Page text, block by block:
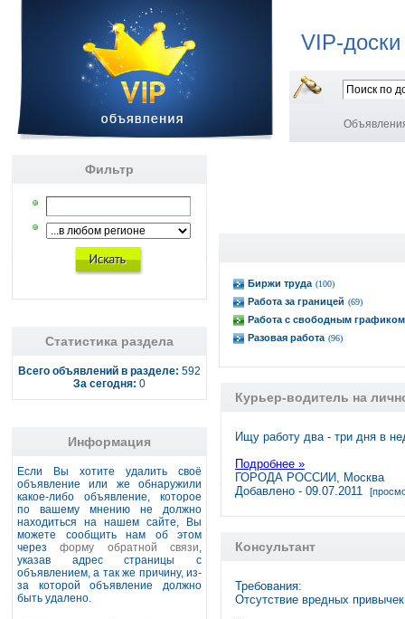
VIP-
Фильтр
Статистика раздела
Всего объявлений в разделе: 592
За сегодня: 0
Информация
Если Вы хотите удалить своё
объявление или же обнаружили
какое-либо объявление, которое
по вашему мнению не должно
находиться на нашем сайте, Вы
можете сообщить нам об этом
черезформу обратной связи,
указав адрес страницы с
объявлением, а так же причину, из-
за которой объявление должно
быть удалено.
Биржи труда (100)
Работа за границей (69)
Работа с свободным графиком
Разовая работа (96)
Курьер-водитель на
Ищу работу два - три дня в
Подробнее »
ГОРОДА РОССИИ, Москва
Добавлено - 09.07.2011
Консультант
Требования:
Отсутствие вредных